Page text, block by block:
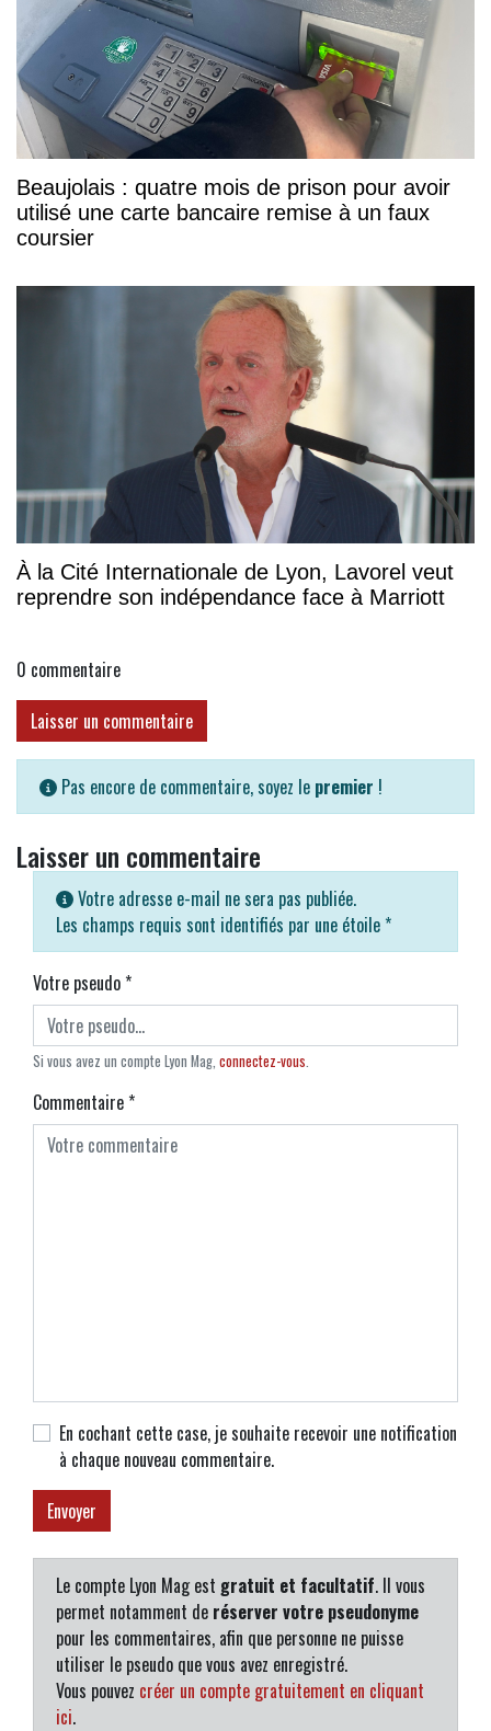
Beaujolais : quatre mois de prison pour avoir
utilisé une carte bancaire remise à un faux
coursier
À la Cité Internationale de Lyon, Lavorel veut
reprendre son indépendance face à Marriott
0 commentaire
Laisser un commentaire
Pas encore de commentaire, soyez le premier !
Laisser un commentaire
Votre adresse e-mail ne sera pas publiée.
Les champs requis sont identifiés par une étoile *
Votre pseudo*
Si vous avez un compte Lyon Mag, connectez-vous.
Commentaire*
En cochant cette case, je souhaite recevoir une notification
à chaque nouveau commentaire.
Le compte Lyon Mag est gratuit et facultatif. Il vous
permet notamment de réserver votre pseudonyme
pour les commentaires, afin que personne ne puisse
utiliser le pseudo que vous avez enregistré.
Vous pouvez créer un compte gratuitement en cliquant
ici.